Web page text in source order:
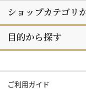
ご利用ガイド